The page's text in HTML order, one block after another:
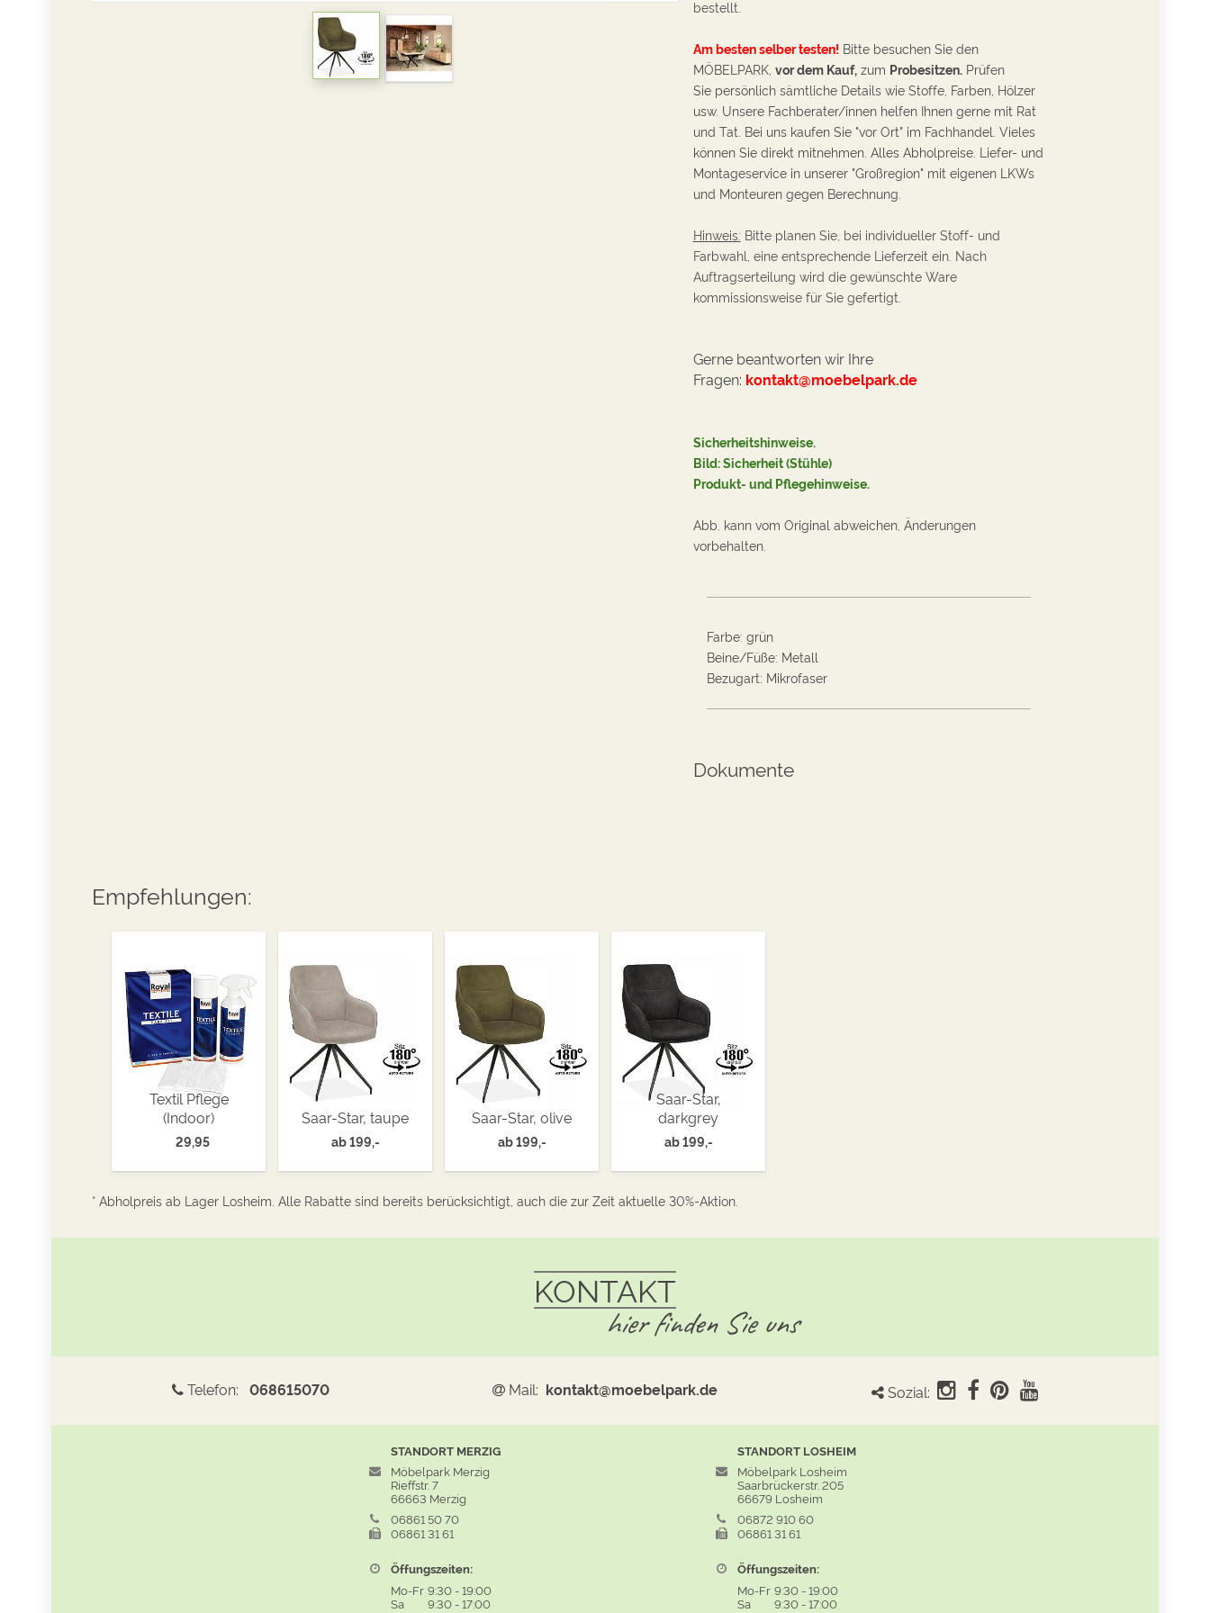
bestellt.
Am besten selber testen! Bitte besuchen Sie den
MÖBELPARK, vor dem Kauf, zum Probesitzen. Prüfen
Sie persönlich sämtliche Details wie Stoffe, Farben, Hölzer
usw. Unsere Fachberater/innen helfen Ihnen gerne mit Rat
und Tat. Bei uns kaufen Sie "vor Ort" im Fachhandel. Vieles
können Sie direkt mitnehmen. Alles Abholpreise. Liefer- und
Montageservice in unserer "Großregion" mit eigenen LKWs
und Monteuren gegen Berechnung.
Hinweis: Bitte planen Sie, bei individueller Stoff- und
Farbwahl, eine entsprechende Lieferzeit ein. Nach
Auftragserteilung wird die gewünschte Ware
kommissionsweise für Sie gefertigt.
Gerne beantworten wir Ihre
Fragen: kontakt@moebelpark.de
Sicherheitshinweise.
Bild: Sicherheit (Stühle)
Produkt- und Pflegehinweise.
Abb. kann vom Original abweichen, Änderungen
vorbehalten.
Farbe: grün
Beine/Füße: Metall
Bezugart: Mikrofaser
Dokumente
Empfehlungen:
Textil Pflege
(Indoor)
29,95
Saar-Star, taupe
ab199,-
Saar-Star, olive
ab199,-
Saar-Star,
darkgrey
ab199,-
* Abholpreis ab Lager Losheim. Alle Rabatte sind bereits berücksichtigt, auch die zur Zeit aktuelle 30%-Aktion.
KONTAKT
hier finden Sie uns
Telefon:068615070 Mail: kontakt@moebelpark.de Sozial:
STANDORT MERZIG
Möbelpark Merzig
Rieffstr. 7
66663 Merzig
06861 50 70
06861 31 61
Öffungszeiten:
Mo-Fr 9:30-19:00
Sa
9:30-17:00
STANDORT LOSHEIM
Möbelpark Losheim
Saarbrückerstr. 205
66679 Losheim
06872 910 60
06861 31 61
Öffungszeiten:
Mo-Fr 9:30-19:00
Sa
9:30-17:00